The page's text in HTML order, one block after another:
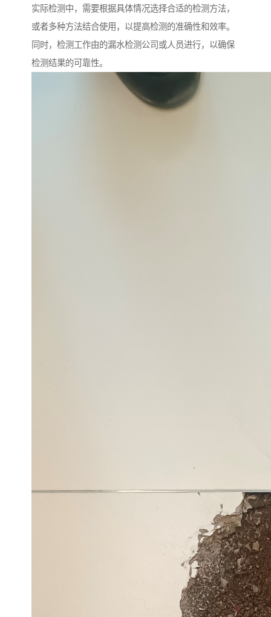
实际检测中，需要根据具体情况选择合适的检测方法，
或者多种方法结合使用，以提高检测的准确性和效率。
同时，检测工作由的漏水检测公司或人员进行，以确保
检测结果的可靠性。